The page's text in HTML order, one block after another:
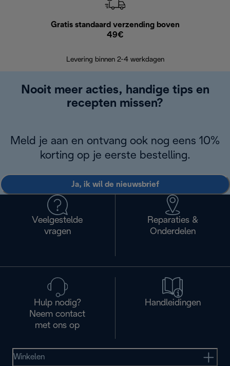
Gratis standaard verzending boven
49€
Levering binnen 2-4 werkdagen
Nooit meer acties, handige tips en
recepten missen?
Meld je aan en ontvang ook nog eens 10%
korting op je eerste bestelling.
Ja, ik wil de nieuwsbrief
Veelgestelde
vragen
Reparaties &
Onderdelen
Hulp nodig?
Neem contact
met ons op
Handleidingen
Winkelen